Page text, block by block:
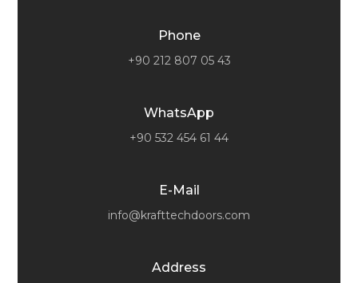
Phone
+90 212 807 05 43
WhatsApp
+90 532 454 61 44
E-Mail
info@krafttechdoors.com
Address